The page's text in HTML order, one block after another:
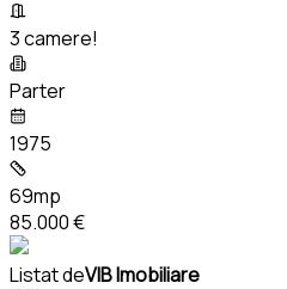
3 camere!
Parter
1975
69mp
85.000 €
Listat deVIB Imobiliare